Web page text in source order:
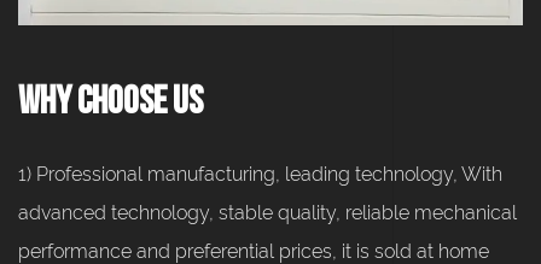
Why Choose Us
1) Professional manufacturing, leading technology, With
advanced technology, stable quality, reliable mechanical
performance and preferential prices, it is sold at home